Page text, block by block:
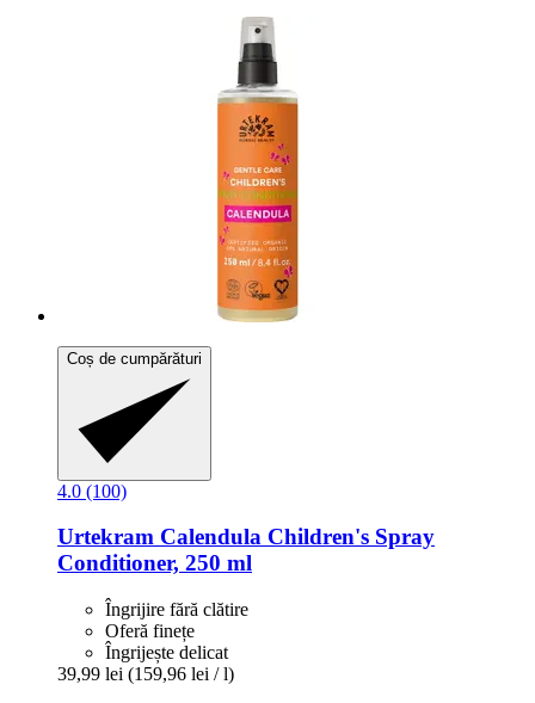
Coș de cumpărături
4.0 (100)
Urtekram Calendula Children's Spray
Conditioner, 250 ml
Îngrijire fără clătire
Oferă finețe
Îngrijește delicat
39,99 lei (159,96 lei / l)